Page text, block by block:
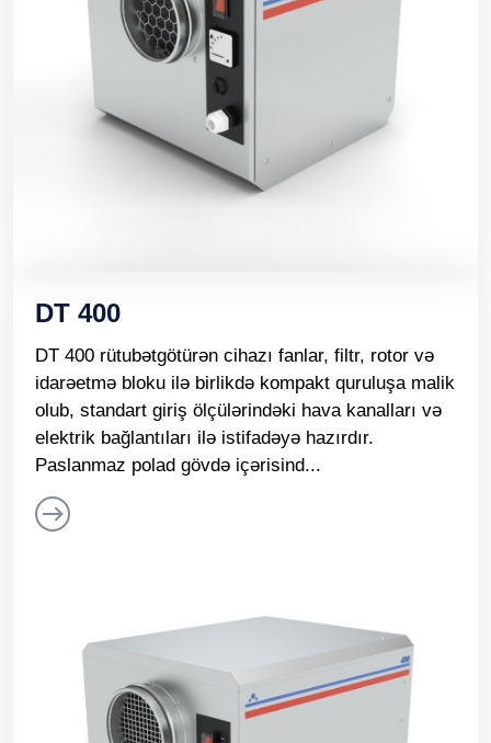
DT 400
DT 400 rütubətgötürən cihazı fanlar, filtr, rotor və
idarəetmə bloku ilə birlikdə kompakt quruluşa malik
olub, standart giriş ölçülərindəki hava kanalları və
elektrik bağlantıları ilə istifadəyə hazırdır.
Paslanmaz polad gövdə içərisind...